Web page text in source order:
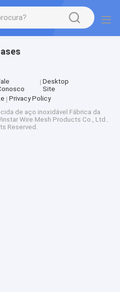
Desktop
Site
Privacy Policy
de aço inoxidável Fábrica da
Wire Mesh Products Co., Ltd..
Reserved.